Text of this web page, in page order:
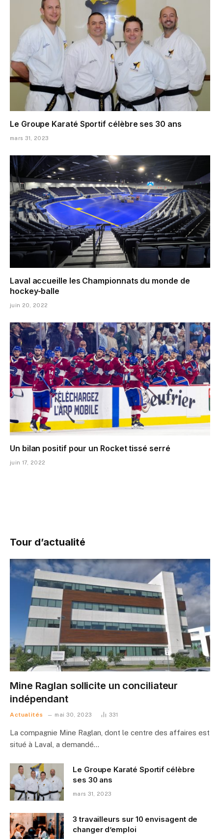
Le Groupe Karaté Sportif célèbre ses 30 ans
mars 31, 2023
Laval accueille les Championnats du monde de
hockey-balle
juin 20, 2022
Un bilan positif pour un Rocket tissé serré
juin 17, 2022
Tour d’actualité
Mine Raglan sollicite un conciliateur
indépendant
Actualités mai 30, 2023 331
La compagnie Mine Raglan, dont le centre des affaires est
situé à Laval, a demandé…
Le Groupe Karaté Sportif célèbre
ses 30 ans
mars 31, 2023
3 travailleurs sur 10 envisagent de
changer d’emploi